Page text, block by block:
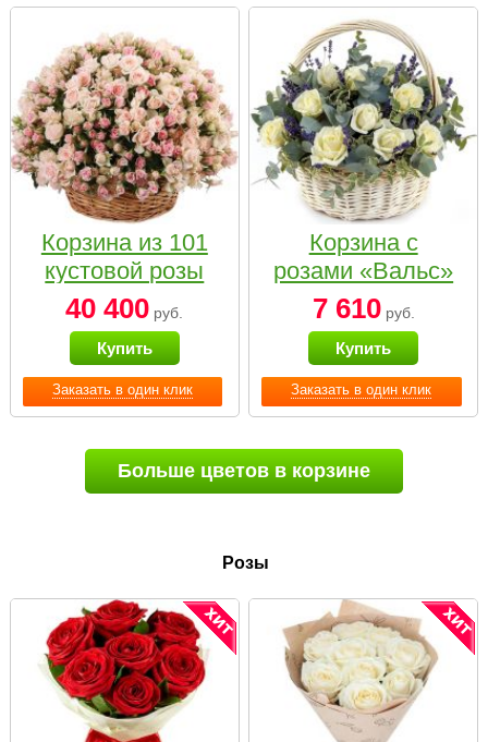
Заказать в один клик
Корзина из 101
кустовой розы
нежных тонов
40 400 руб.
Купить
Заказать в один клик
Корзина с
розами «Вальс»
7 610руб.
Купить
Больше цветов в корзине
Розы